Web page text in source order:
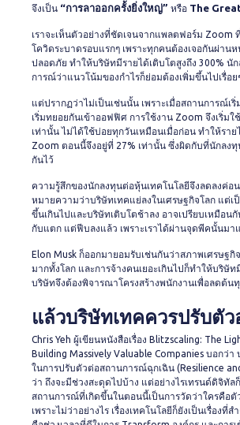
จึงเป็น “การลาออกครั้งยิ่งใหญ่” หรือ The
เราจะเห็นตัวอย่างที่ชัดเจนจากแพลตฟอร์ม Zoom
โควิดระบาดรอบแรกๆ เพราะทุกคนต้องเจอกันผ่าน
ปลอดภัย ทำให้บริษัทมีรายได้เติบโตสูงถึง 300% นั
การณ์ว่าแนวโน้มของกำไรก็ย่อมต้องเพิ่มขึ้นไปเรื่อ
แต่ปรากฏว่าไม่เป็นเช่นนั้น เพราะเมื่อสถานการณ์เ
เริ่มทยอยกันเข้าออฟฟิศ การใช้งาน Zoom จึงเริ่ม
เท่านั้น ไม่ได้ใช้บ่อยทุกวันเหมือนเมื่อก่อน ทำให้ราย
Zoom ตอนนี้จึงอยู่ที่ 27% เท่านั้น ซึ่งผิดกับที่นักลง
กันไว้
ความรู้สึกของนักลงทุนต่อหุ้นเทคโนโลยีจึงลดลงค่อ
หมายความว่าบริษัทเทคแย่ลงในเศรษฐกิจโลก แต่เ
ขึ้นเกินไปและบริษัทเติบโตช้าลง อาจเปรียบเหมือน
กับแตก แต่ฟีบลงแล้ว เพราะเราได้ผ่านจุดพีคนั้นมา
Elon Musk ก็ออกมายอมรับเช่นกันว่าสภาพเศรษฐ
มากทั้งโลก และการจ้างคนเยอะเกินไปก็ทำให้บริษัท
บริษัทจึงต้องพิจารณาโครงสร้างพนักงานเพื่อลดต้น
แล้วบริษัทเทคควรปรับตัว
Chris Yeh ผู้เขียนหนังสือเรื่อง Blitzscaling: The
Building Massively Valuable Companies บอกว่
ในการปรับตัวต่อสถานการณ์ฉุกเฉิน (Resilience
ว่า ถึงจะมีช่วงสะดุดไปบ้าง แต่อย่างไรเทรนด์ดิจิทัล
สถานการณ์ที่เกิดขึ้นในตอนนี้เป็นการวัดว่าใครคือตั
เพราะไม่ว่าอย่างไร เรื่องเทคโนโลยีก็ยังเป็นเรื่องที่